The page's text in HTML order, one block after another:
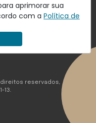
aprimorar sua
com a Política de
direitos reservados,
13.